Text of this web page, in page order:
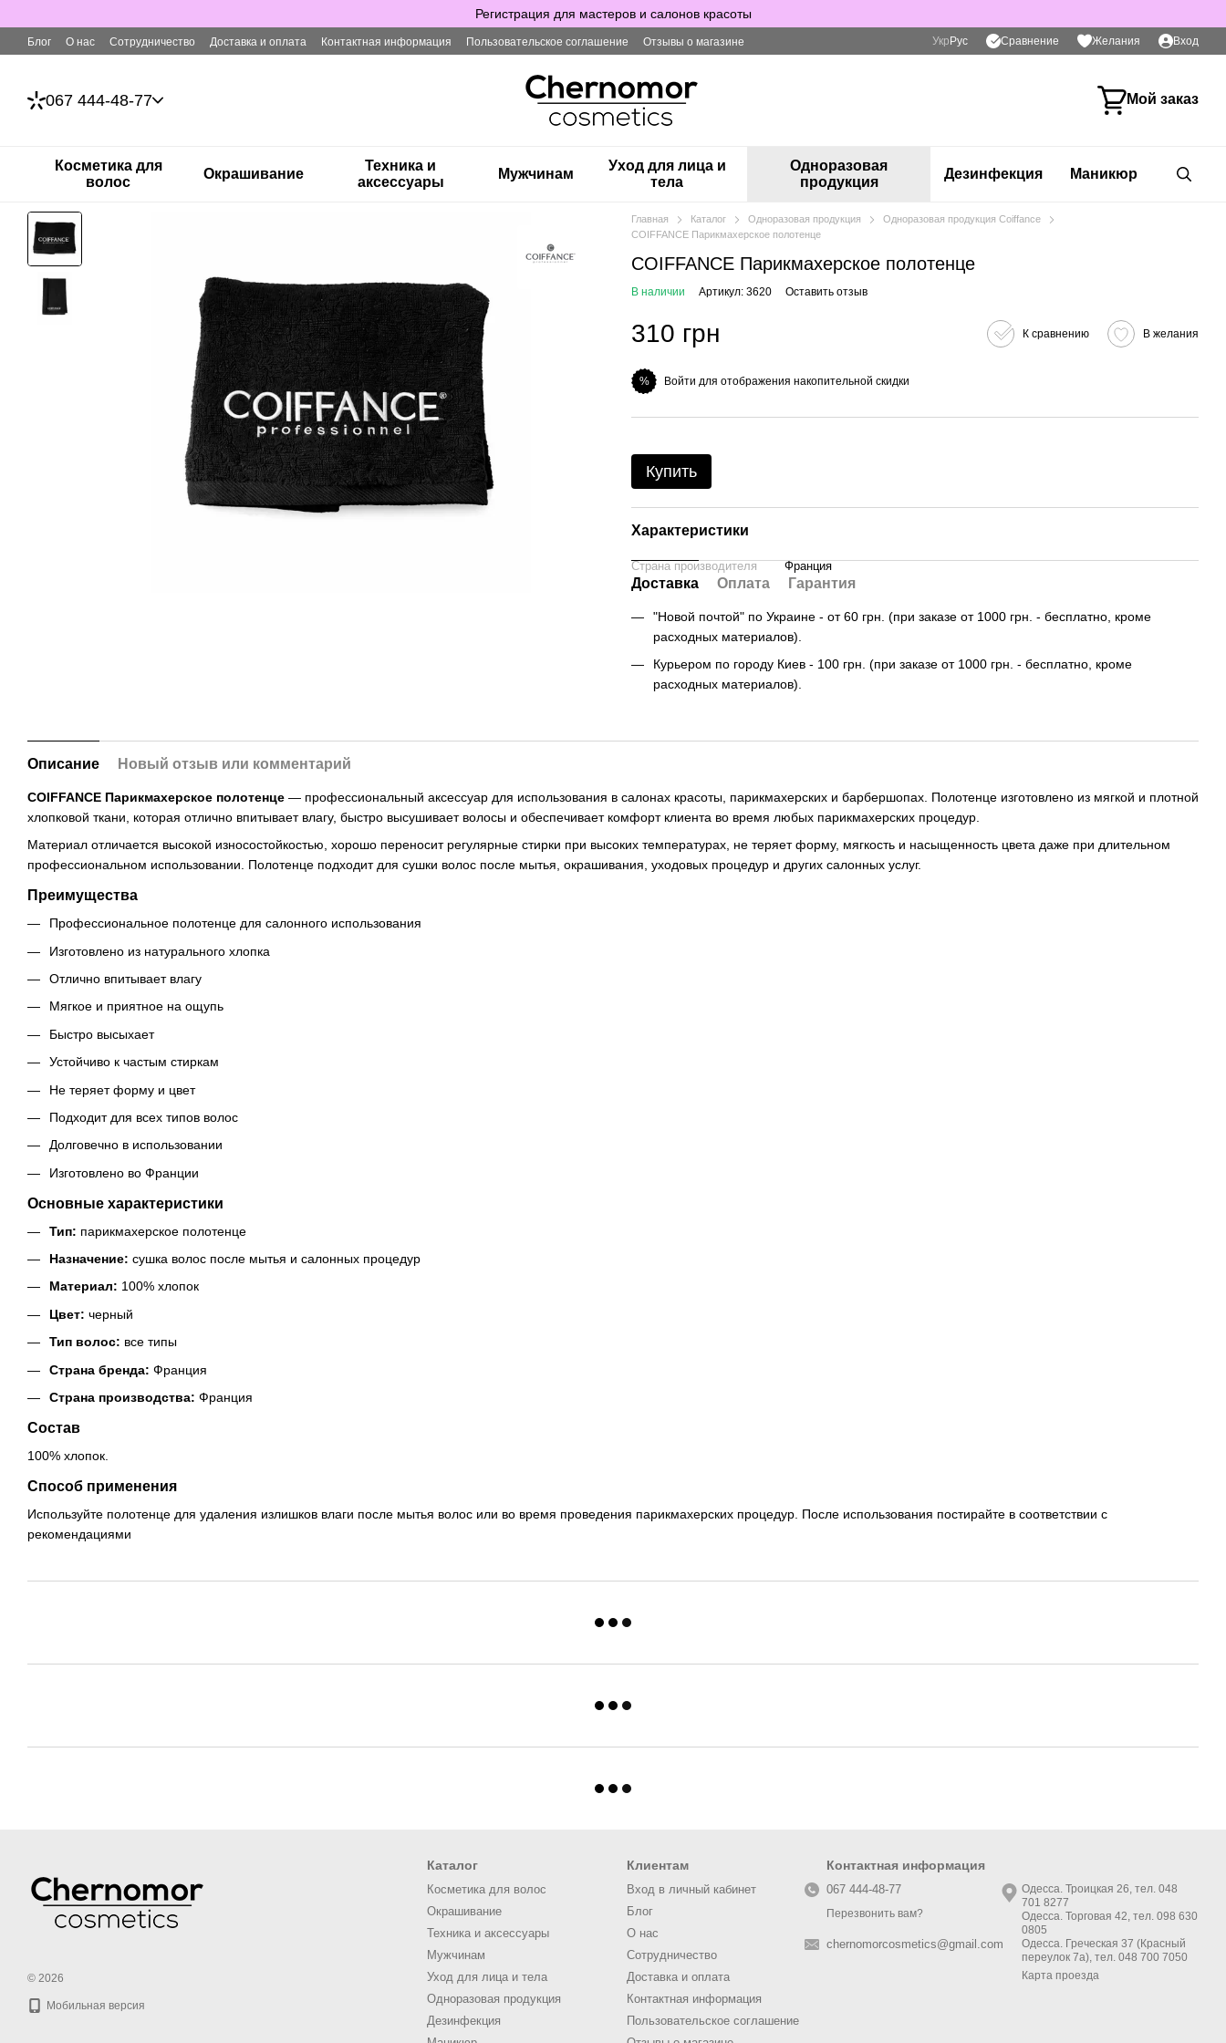
Регистрация для мастеров и салонов красоты
Блог О нас Сотрудничество Доставка и оплата Контактная информация Пользовательское соглашение Отзывы о магазине Укр Рус Сравнение Желания Вход
067 444-48-77 Мой заказ
Косметика для
волос
Окрашивание
Техника и
аксессуары
Мужчинам
Уход для лица и
тела
Одноразовая
продукция
Дезинфекция Маникюр
Главная Каталог Одноразовая продукция
Одноразовая продукция Coiffance
COIFFANCE Парикмахерское полотенце
COIFFANCE Парикмахерское полотенце
В наличии Артикул: 3620 Оставить отзыв
310 грн К сравнению В желания
% Войти для отображения накопительной скидки
Купить
Характеристики
Страна производителя Франция
Доставка Оплата Гарантия
"Новой почтой" по Украине - от 60 грн. (при заказе от 1000 грн. - бесплатно, кроме
расходных материалов).
Курьером по городу Киев - 100 грн. (при заказе от 1000 грн. - бесплатно, кроме
расходных материалов).
Описание Новый отзыв или комментарий
COIFFANCE Парикмахерское полотенце — профессиональный аксессуар для использования в салонах красоты, парикмахерских и барбершопах. Полотенце изготовлено из мягкой и плотной
хлопковой ткани, которая отлично впитывает влагу, быстро высушивает волосы и обеспечивает комфорт клиента во время любых парикмахерских процедур.
Материал отличается высокой износостойкостью, хорошо переносит регулярные стирки при высоких температурах, не теряет форму, мягкость и насыщенность цвета даже при длительном
профессиональном использовании. Полотенце подходит для сушки волос после мытья, окрашивания, уходовых процедур и других салонных услуг.
Преимущества
Профессиональное полотенце для салонного использования
Изготовлено из натурального хлопка
Отлично впитывает влагу
Мягкое и приятное на ощупь
Быстро высыхает
Устойчиво к частым стиркам
Не теряет форму и цвет
Подходит для всех типов волос
Долговечно в использовании
Изготовлено во Франции
Основные характеристики
Тип: парикмахерское полотенце
Назначение: сушка волос после мытья и салонных процедур
Материал: 100% хлопок
Цвет: черный
Тип волос: все типы
Страна бренда: Франция
Страна производства: Франция
Состав
100% хлопок.
Способ применения
Используйте полотенце для удаления излишков влаги после мытья волос или во время проведения парикмахерских процедур. После использования постирайте в соответствии с
рекомендациями
© 2026
Мобильная версия
Каталог
Косметика для волос
Окрашивание
Техника и аксессуары
Мужчинам
Уход для лица и тела
Одноразовая продукция
Дезинфекция
Клиентам
Вход в личный кабинет
Блог
О нас
Сотрудничество
Доставка и оплата
Контактная информация
Пользовательское соглашение
Контактная информация
067 444-48-77
Перезвонить вам?
chernomorcosmetics@gmail.com
Одесса. Троицкая 26, тел. 048
701 8277
Одесса. Торговая 42, тел. 098 630
0805
Одесса. Греческая 37 (Красный
переулок 7а), тел. 048 700 7050
Карта проезда